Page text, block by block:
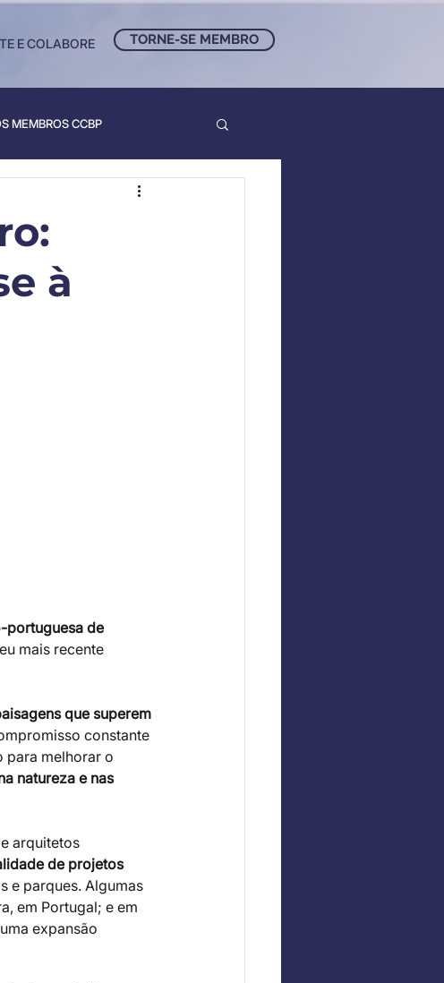
E COLABORE TORNE-SE MEMBRO
MEMBROS CCBP
à
portuguesa de
mais recente
que superem
constante
para melhorar o
natureza e nas
arquitetos
de projetos
e parques. Algumas
em Portugal; e em
expansão